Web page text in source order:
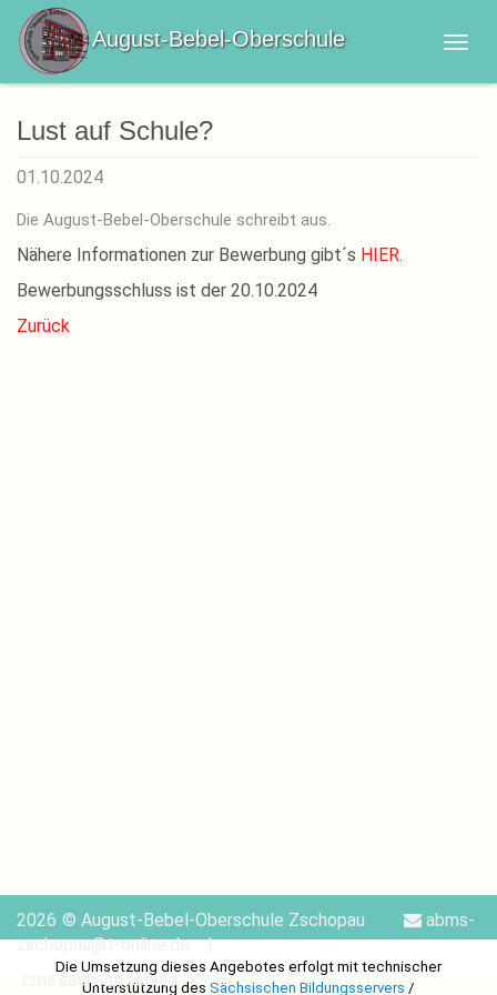
August-Bebel-Oberschule
Lust auf Schule?
01.10.2024
Die August-Bebel-Oberschule schreibt aus.
Nähere Informationen zur Bewerbung gibt´s HIER.
Bewerbungsschluss ist der 20.10.2024
Zurück
2026 © August-Bebel-Oberschule Zschopau
abms-
zschopau@t-online.de
cms.sachsen.schule
Die Umsetzung dieses Angebotes erfolgt mit technischer
Unterstützung des Sächsischen Bildungsservers /